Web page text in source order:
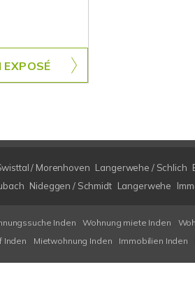
EXPOSÉ
/ Morenhoven Langerwehe / Schlich
Nideggen / Schmidt Langerwehe
Inden Wohnung miete Inden
Inden Mietwohnung Inden Immobilien Inden